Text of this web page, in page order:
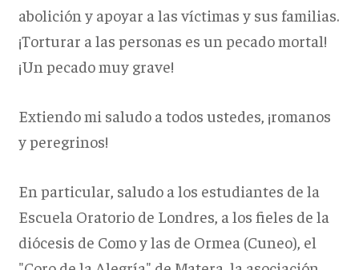
abolición y apoyar a las víctimas y sus familias.
¡Torturar a las personas es un pecado mortal!
¡Un pecado muy grave!
Extiendo mi saludo a todos ustedes, ¡romanos
y peregrinos!
En particular, saludo a los estudiantes de la
Escuela Oratorio de Londres, a los fieles de la
diócesis de Como y las de Ormea (Cuneo), el